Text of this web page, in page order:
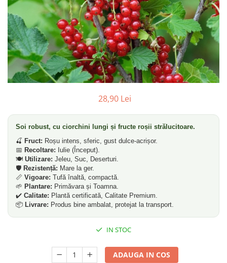
28,90 Lei
Soi robust, cu ciorchini lungi și fructe roșii strălucitoare.
🍒 Fruct: Roșu intens, sferic, gust dulce-acrișor.
📅 Recoltare: Iulie (Început).
🍽️ Utilizare: Jeleu, Suc, Deserturi.
🛡️ Rezistență: Mare la ger.
📏 Vigoare: Tufă înaltă, compactă.
🌱 Plantare: Primăvara și Toamna.
✔️ Calitate: Plantă certificată, Calitate Premium.
📦 Livrare: Produs bine ambalat, protejat la transport.
IN STOC
ADAUGA IN COS